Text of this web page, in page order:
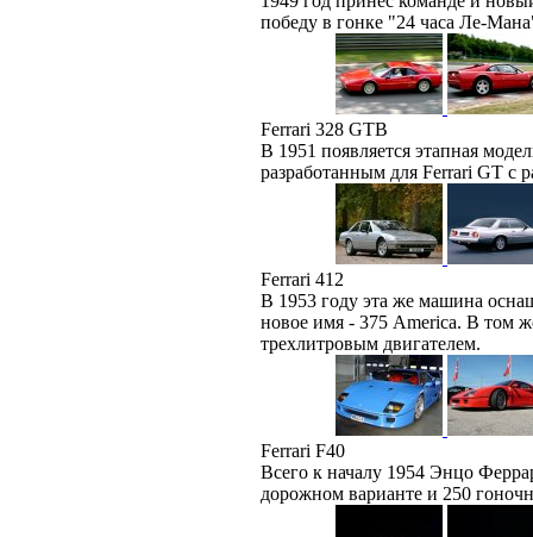
победу в гонке "24 часа Ле-
Ferrari 328 GTB
В 1951 появляется этапная
разработанным для Ferrari GT с
Ferrari 412
В 1953 году эта же машина
новое имя - 375 America. В том
трехлитровым двигателем.
Ferrari F40
Всего к началу 1954 Энцо
дорожном варианте и 250